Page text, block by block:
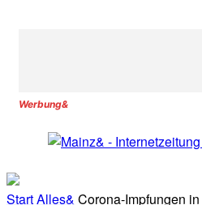
Werbung&
StartAlles& Corona-Impfungen